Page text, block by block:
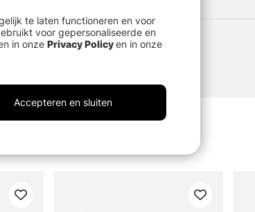
te laten functioneren en voor
voor gepersonaliseerde en
in onze Privacy Policy en in onze
Accepteren en sluiten